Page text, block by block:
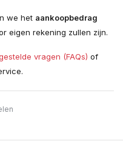
we het aankoopbedrag
eigen rekening zullen zijn.
vragen (FAQs) of